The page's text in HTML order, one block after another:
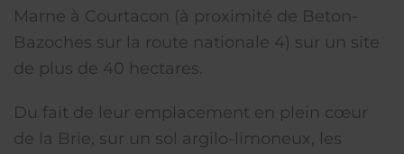
Marne à Courtacon (à proximité de Beton-
Bazoches sur la route nationale 4) sur un site
de plus de 40 hectares.
Du fait de leur emplacement en plein cœur
de la Brie, sur un sol argilo-limoneux, les